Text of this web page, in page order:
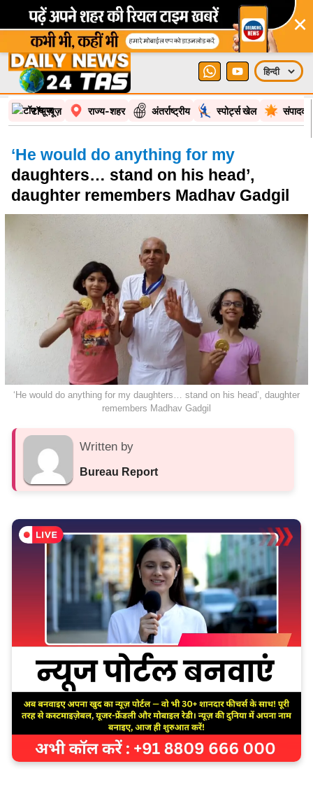
×
टॉप न्यूज़ राज्य-शहर अंतर्राष्ट्रीय स्पोर्ट्स खेल
‘He would do anything for my
daughters… stand on his head’,
daughter remembers Madhav Gadgil
‘He would do anything for my daughters… stand on his head’, daughter
remembers Madhav Gadgil
Written by
Bureau Report